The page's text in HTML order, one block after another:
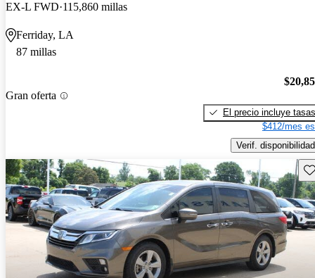
EX-L FWD 115,860 millas
Ferriday, LA
87 millas
Gran oferta
El precio incluye tasas
$412/mes
Verif. disponibilidad